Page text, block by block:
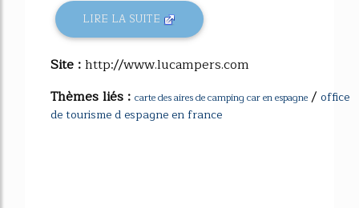
LIRE LA SUITE
Site :http://www.lucampers.com
Thèmes liés : carte des aires de camping car en espagne / office
de tourisme d espagne en france